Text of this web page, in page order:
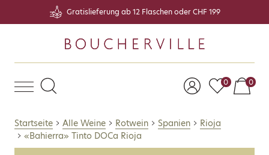
Gratislieferung ab 12 Flaschen oder CHF 199
0Artikel auf
0
Startseite Alle Weine Rotwein Spanien
Rioja
«Bahierra» Tinto DOCa Rioja